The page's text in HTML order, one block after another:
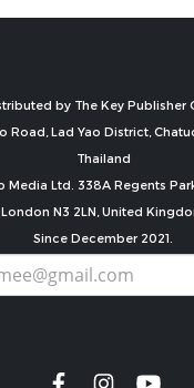
by The Key Publisher
Road, Lad Yao District,
Thailand
Media Ltd. 338A Regents
London N3 2LN, United
Since December 2021.